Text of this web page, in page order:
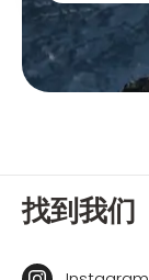
找到我们